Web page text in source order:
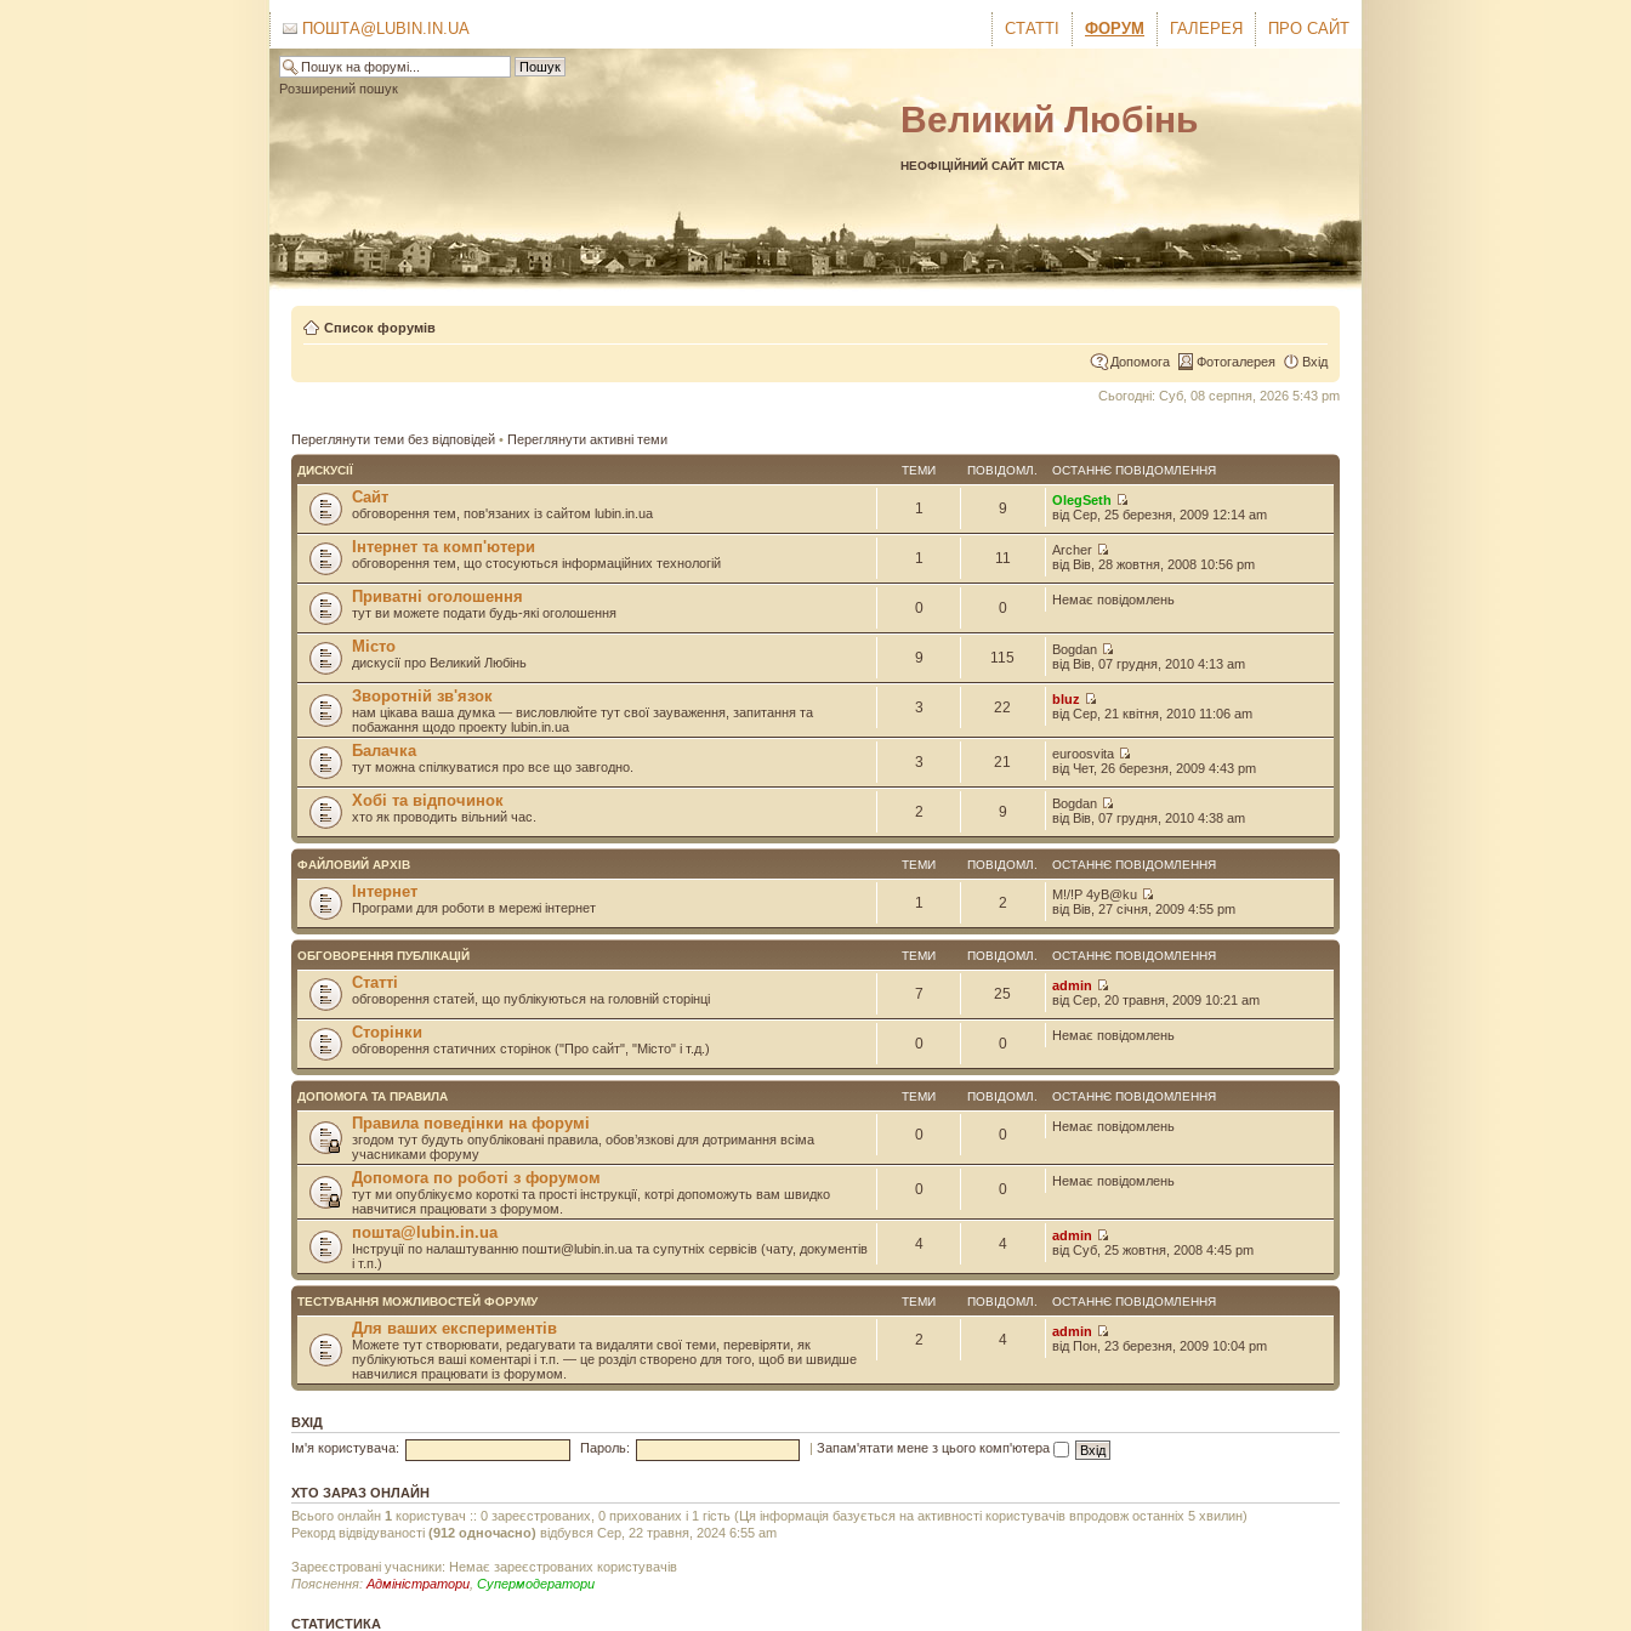
ПРО САЙТ
ГАЛЕРЕЯ
ФОРУМ
СТАТТІ
ПОШТА@LUBIN.IN.UA
Великий Любінь
НЕОФІЦІЙНИЙ САЙТ МІСТА
Розширений пошук
Список форумів
Допомога Фотогалерея Вхід
Сьогодні: Суб, 08 серпня, 2026 5:43 pm
Переглянути теми без відповідей • Переглянути активні теми
ДИСКУСІЇ ТЕМИ ПОВІДОМЛ. ОСТАННЄ ПОВІДОМЛЕННЯ
Сайт
обговорення тем, пов'язаних із сайтом lubin.in.ua 1 9
OlegSeth
від Сер, 25 березня, 2009 12:14 am
Інтернет та комп'ютери
обговорення тем, що стосуються інформаційних технологій 1 11
Archer
від Вів, 28 жовтня, 2008 10:56 pm
Приватні оголошення
тут ви можете подати будь-які оголошення 0 0 Немає повідомлень
Місто
дискусії про Великий Любінь 9 115
Bogdan
від Вів, 07 грудня, 2010 4:13 am
Зворотній зв'язок
нам цікава ваша думка — висловлюйте тут свої зауваження, запитання та
побажання щодо проекту lubin.in.ua
3 22
bluz
від Сер, 21 квітня, 2010 11:06 am
Балачка
тут можна спілкуватися про все що завгодно. 3 21
euroosvita
від Чет, 26 березня, 2009 4:43 pm
Хобі та відпочинок
хто як проводить вільний час. 2 9
Bogdan
від Вів, 07 грудня, 2010 4:38 am
ФАЙЛОВИЙ АРХІВ ТЕМИ ПОВІДОМЛ. ОСТАННЄ ПОВІДОМЛЕННЯ
Інтернет
Програми для роботи в мережі інтернет 1 2
M!/!P 4yB@ku
від Вів, 27 січня, 2009 4:55 pm
ОБГОВОРЕННЯ ПУБЛІКАЦІЙ ТЕМИ ПОВІДОМЛ. ОСТАННЄ ПОВІДОМЛЕННЯ
Статті
обговорення статей, що публікуються на головній сторінці 7 25
admin
від Сер, 20 травня, 2009 10:21 am
Сторінки
обговорення статичних сторінок ("Про сайт", "Місто" і т.д.) 0 0 Немає повідомлень
ДОПОМОГА ТА ПРАВИЛА ТЕМИ ПОВІДОМЛ. ОСТАННЄ ПОВІДОМЛЕННЯ
Правила поведінки на форумі
згодом тут будуть опубліковані правила, обов’язкові для дотримання всіма
учасниками форуму
0 0 Немає повідомлень
Допомога по роботі з форумом
тут ми опублікуємо короткі та прості інструкції, котрі допоможуть вам швидко
навчитися працювати з форумом.
0 0 Немає повідомлень
пошта@lubin.in.ua
Інструції по налаштуванню пошти@lubin.in.ua та супутніх сервісів (чату, документів
і т.п.)
4 4
admin
від Суб, 25 жовтня, 2008 4:45 pm
ТЕСТУВАННЯ МОЖЛИВОСТЕЙ ФОРУМУ ТЕМИ ПОВІДОМЛ. ОСТАННЄ ПОВІДОМЛЕННЯ
Для ваших експериментів
Можете тут створювати, редагувати та видаляти свої теми, перевіряти, як
публікуються ваші коментарі і т.п. — це розділ створено для того, щоб ви швидше
навчилися працювати із форумом.
2 4
admin
від Пон, 23 березня, 2009 10:04 pm
ВХІД
Ім'я користувача:
Пароль: |Запам'ятати мене з цього комп'ютера
ХТО ЗАРАЗ ОНЛАЙН
Всього онлайн 1 користувач :: 0 зареєстрованих, 0 прихованих і 1 гість (Ця інформація базується на активності користувачів впродовж останніх 5 хвилин)
Рекорд відвідуваності (912 одночасно) відбувся Сер, 22 травня, 2024 6:55 am
Зареєстровані учасники: Немає зареєстрованих користувачів
Пояснення: Адміністратори Супермодератори
СТАТИСТИКА